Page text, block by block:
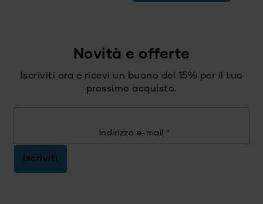
Novità e offerte
Iscriviti ora e ricevi un buono del 15% per il tuo
prossimo acquisto.
Indirizzo e-mail *
Iscriviti